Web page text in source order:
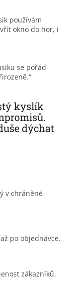
používám
okno do hor, i
se pořád
kyslík
dýchat
v chráněné
po objednávce.
zákazníků.